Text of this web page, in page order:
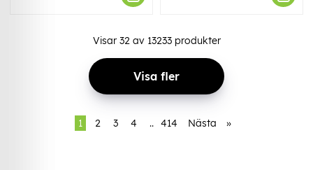
Visar 32av 13233produkter
Visa fler
1 2 3 4 .. 414 Nästa »